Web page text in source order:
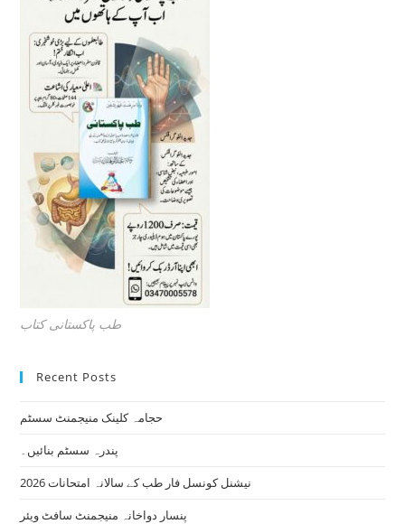
طب پاکستانی کتاب
Recent Posts
حجامہ کلینک منیجمنٹ سسٹم
پندرہ سسٹم بنائیں۔
نیشنل کونسل فار طب کے سالانہ امتحانات 2026
پنسار دواخانہ منیجمنٹ سافٹ ویئر